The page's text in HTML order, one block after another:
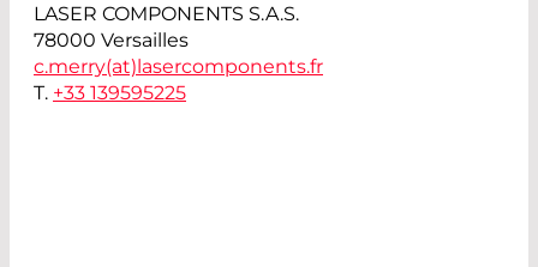
LASER COMPONENTS S.A.S.
78000 Versailles
c.merry(at) lasercomponents.fr
T. +33 139595225